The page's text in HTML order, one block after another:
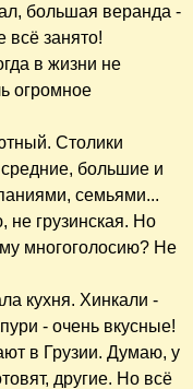
большая веранда -
всё занято!
в жизни не
огромное
Столики
большие и
семьями...
не грузинская. Но
многоголосию? Не
кухня. Хинкали -
- очень вкусные!
в Грузии. Думаю, у
другие. Но всё